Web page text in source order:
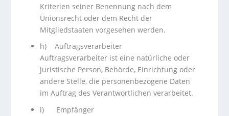
Kriterien seiner Benennung nach dem
Unionsrecht oder dem Recht der
Mitgliedstaaten vorgesehen werden.
h) Auftragsverarbeiter
Auftragsverarbeiter ist eine natürliche oder
juristische Person, Behörde, Einrichtung oder
andere Stelle, die personenbezogene Daten
im Auftrag des Verantwortlichen verarbeitet.
i) Empfänger